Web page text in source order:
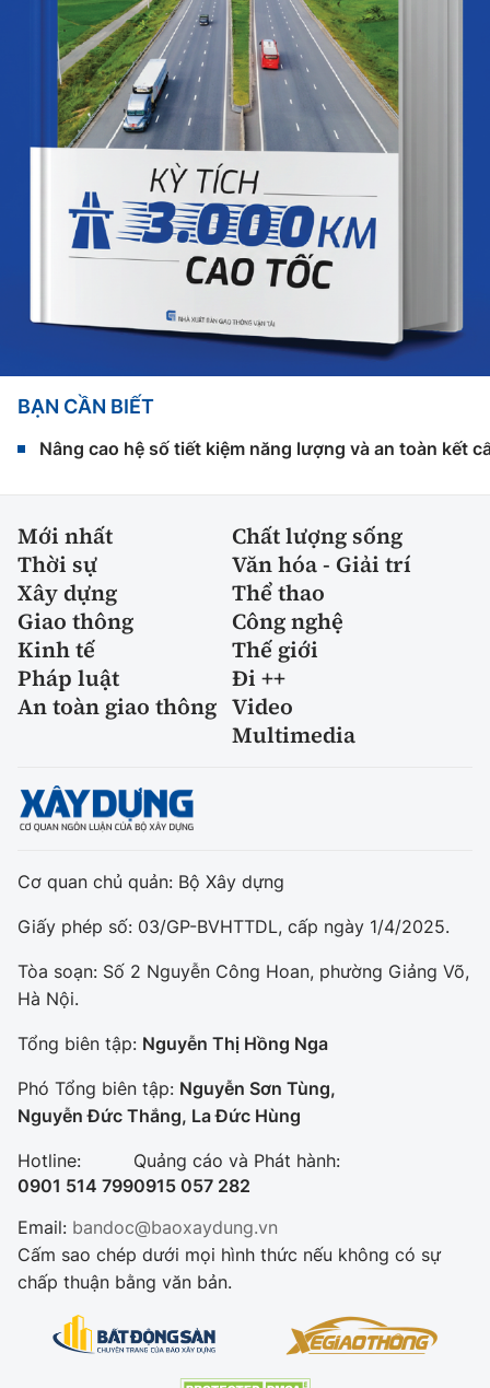
BẠN CẦN BIẾT
Nâng cao hệ số tiết kiệm năng lượng và an toàn kết
Mới nhất
Chất lượng sống
Thời sự
Văn hóa - Giải trí
Xây dựng
Thể thao
Giao thông
Công nghệ
Kinh tế
Thế giới
Pháp luật
Đi ++
An toàn giao thông Video
Multimedia
Cơ quan chủ quản: Bộ Xây dựng
Giấy phép số: 03/GP-BVHTTDL, cấp ngày 1/4/2025.
Tòa soạn: Số 2 Nguyễn Công Hoan, phường Giảng Võ,
Hà Nội.
Tổng biên tập: Nguyễn Thị Hồng Nga
Phó Tổng biên tập: Nguyễn Sơn Tùng,
Nguyễn Đức Thắng, La Đức Hùng
Hotline:
0901 514 799
Quảng cáo và Phát hành:
0915 057 282
Email: bandoc@baoxaydung.vn
Cấm sao chép dưới mọi hình thức nếu không có sự
chấp thuận bằng văn bản.